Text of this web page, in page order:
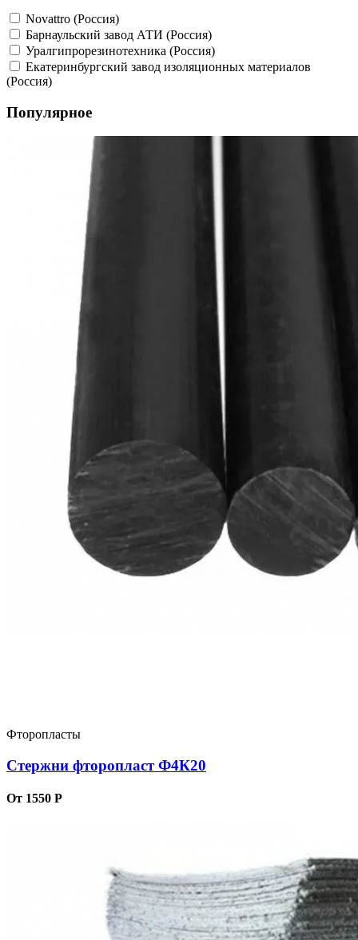
Novattro (Россия)
Барнаульский завод АТИ (Россия)
Уралгипрорезинотехника (Россия)
Екатеринбургский завод изоляционных материалов
(Россия)
Популярное
Фторопласты
Стержни фторопласт Ф4К20
От 1550 Р